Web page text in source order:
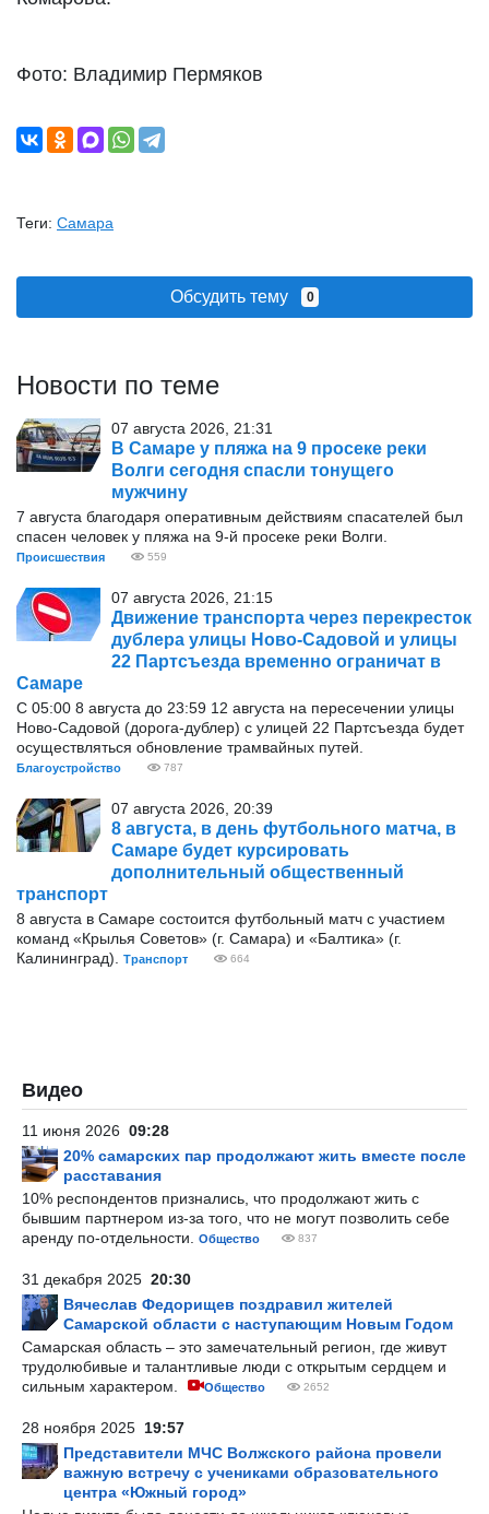
Фото: Владимир Пермяков
Теги: Самара
Обсудить тему 0
Новости по теме
07 августа 2026, 21:31
В Самаре у пляжа на 9 просеке реки
Волги сегодня спасли тонущего
мужчину
7 августа благодаря оперативным действиям спасателей был
спасен человек у пляжа на 9-й просеке реки Волги.
Происшествия 559
07 августа 2026, 21:15
Движение транспорта через перекресток
дублера улицы Ново-Садовой и улицы
22 Партсъезда временно ограничат в
Самаре
С 05:00 8 августа до 23:59 12 августа на пересечении улицы
Ново-Садовой (дорога-дублер) с улицей 22 Партсъезда будет
осуществляться обновление трамвайных путей.
Благоустройство 787
07 августа 2026, 20:39
8 августа, в день футбольного матча, в
Самаре будет курсировать
дополнительный общественный
транспорт
8 августа в Самаре состоится футбольный матч с участием
команд «Крылья Советов» (г. Самара) и «Балтика» (г.
Калининград).
Транспорт 664
Видео
11 июня 2026 09:28
20% самарских пар продолжают жить вместе после
расставания
10% респондентов признались, что продолжают жить с
бывшим партнером из-за того, что не могут позволить себе
аренду по-отдельности.
Общество 837
31 декабря 2025 20:30
Вячеслав Федорищев поздравил жителей
Самарской области с наступающим Новым Годом
Самарская область – это замечательный регион, где живут
трудолюбивые и талантливые люди с открытым сердцем и
сильным характером.
Общество 2652
28 ноября 2025 19:57
Представители МЧС Волжского района провели
важную встречу с учениками образовательного
центра «Южный город»